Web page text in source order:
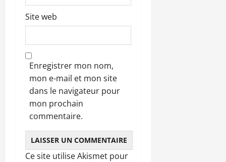
Site web
Enregistrer mon nom,
mon e-mail et mon site
dans le navigateur pour
mon prochain
commentaire.
Ce site utilise Akismet pour